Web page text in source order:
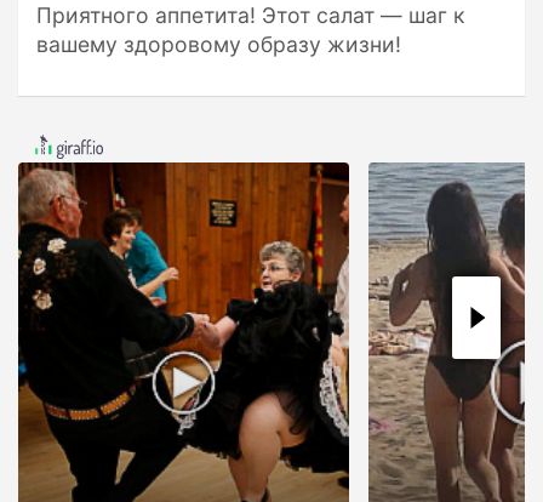
Приятного аппетита! Этот салат — шаг к
вашему здоровому образу жизни!